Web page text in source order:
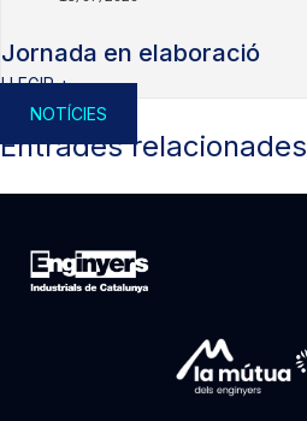
Jornada en elaboració
LLEGIR +
NOTÍCIES
Entrades relacionades